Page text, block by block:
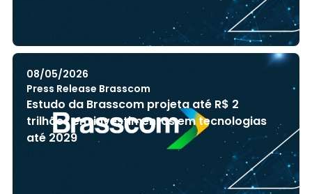
08/05/2026
Press Release Brasscom
Estudo da Brasscom projeta até R$ 2
trilhões em investimentos em tecnologias
até 2029